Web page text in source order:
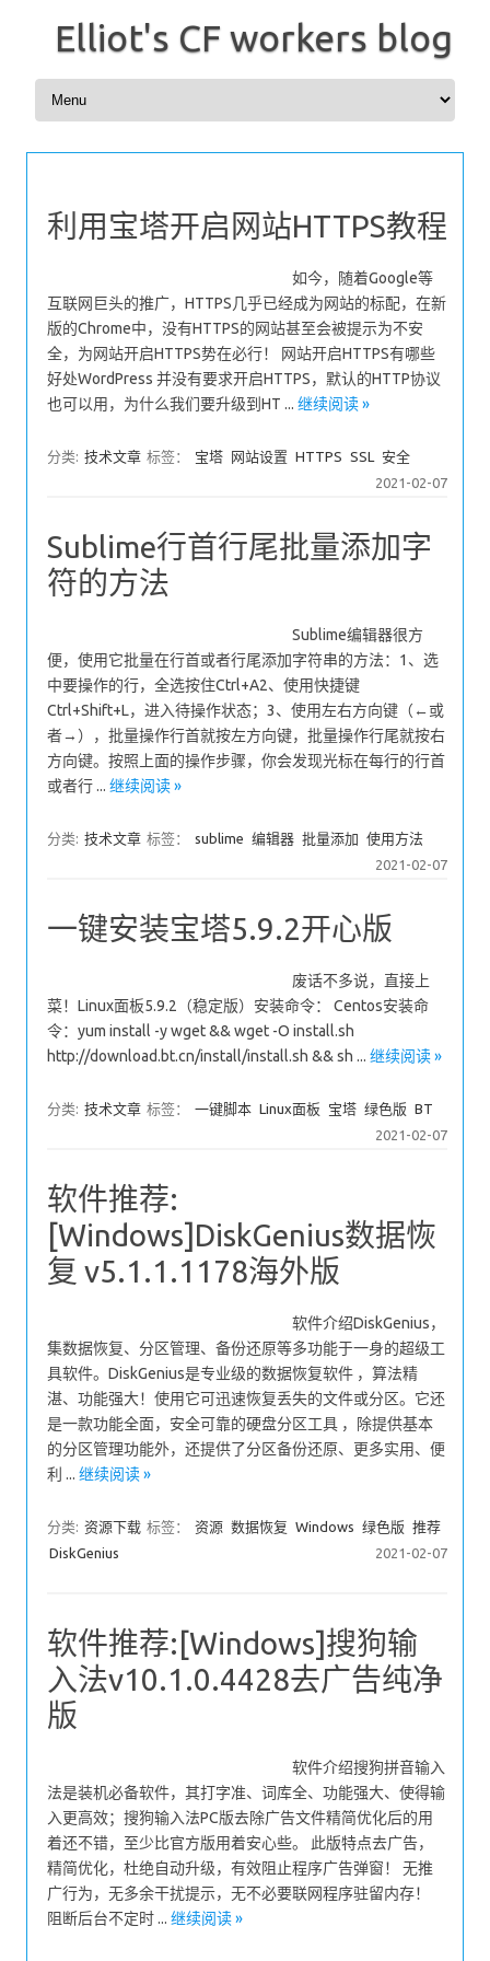
Elliot's CF workers blog
Skip to content
利用宝塔开启网站HTTPS教程
如今，随着Google等
互联网巨头的推广，HTTPS几乎已经成为网站的标配，在新
版的Chrome中，没有HTTPS的网站甚至会被提示为不安
全，为网站开启HTTPS势在必行！ 网站开启HTTPS有哪些
好处WordPress 并没有要求开启HTTPS，默认的HTTP协议
也可以用，为什么我们要升级到HT ... 继续阅读 »
分类: 技术文章 标签： 宝塔 网站设置 HTTPS SSL
安全
2021-02-07
Sublime行首行尾批量添加字
符的方法
Sublime编辑器很方
便，使用它批量在行首或者行尾添加字符串的方法：1、选
中要操作的行，全选按住Ctrl+A2、使用快捷键
Ctrl+Shift+L，进入待操作状态；3、使用左右方向键（←或
者→），批量操作行首就按左方向键，批量操作行尾就按右
方向键。按照上面的操作步骤，你会发现光标在每行的行首
或者行 ... 继续阅读 »
分类: 技术文章 标签： sublime 编辑器 批量添加 使用方法
2021-02-07
一键安装宝塔5.9.2开心版
废话不多说，直接上
菜！Linux面板5.9.2（稳定版）安装命令： Centos安装命
令：yum install -y wget && wget -O install.sh
http://download.bt.cn/install/install.sh && sh ... 继续阅读 »
分类: 技术文章 标签： 一键脚本 Linux面板 宝塔 绿色版 BT
2021-02-07
软件推荐:
[Windows]DiskGenius数据恢
复 v5.1.1.1178海外版
软件介绍DiskGenius，
集数据恢复、分区管理、备份还原等多功能于一身的超级工
具软件。DiskGenius是专业级的数据恢复软件 ，算法精
湛、功能强大！使用它可迅速恢复丢失的文件或分区。它还
是一款功能全面，安全可靠的硬盘分区工具 ，除提供基本
的分区管理功能外，还提供了分区备份还原、更多实用、便
利 ... 继续阅读 »
分类: 资源下载 标签： 资源 数据恢复 Windows 绿色版 推荐
DiskGenius
2021-02-07
软件推荐:[Windows]搜狗输
入法v10.1.0.4428去广告纯净
版
软件介绍搜狗拼音输入
法是装机必备软件，其打字准、词库全、功能强大、使得输
入更高效；搜狗输入法PC版去除广告文件精简优化后的用
着还不错，至少比官方版用着安心些。 此版特点去广告，
精简优化，杜绝自动升级，有效阻止程序广告弹窗！ 无推
广行为，无多余干扰提示，无不必要联网程序驻留内存！
阻断后台不定时 ... 继续阅读 »